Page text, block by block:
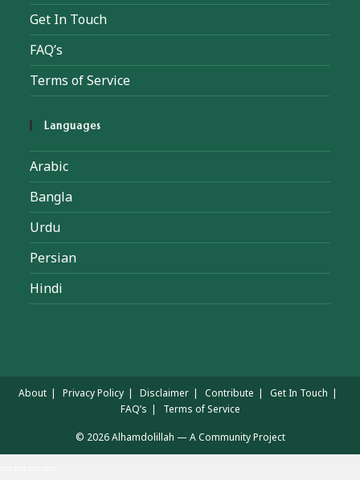
Get In Touch
FAQ’s
Terms of Service
Languages
Arabic
Bangla
Urdu
Persian
Hindi
About Privacy Policy Disclaimer Contribute
Get In Touch
FAQ’s
Terms of Service
© 2026 Alhamdolillah — A Community Project